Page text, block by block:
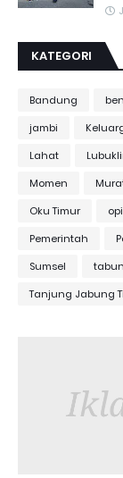
KATEGORI
Bandung
jambi
Lahat
Momen
Oku Timur
Pemerintah
Sumsel
Tanjung Jabung